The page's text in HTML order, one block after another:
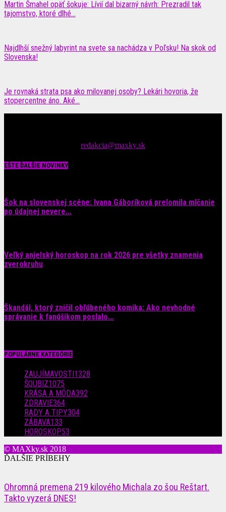
Martin Šmahel opäť šokuje: Lívií dal bizarný návrh: Prezradil tak
tajomstvo, ktoré dlhé...
Najdlhší snežný labyrint na svete sa nachádza v Poľsku! Na skok od
Slovenska!
Je rovnaká strata psa ako milovanej osoby? Lekári hovoria, že
stopercentne áno. Aké...
redakcia@maxky.sk
EŠTE ĎALŠIE NOVINKY
Šok na slovenskej scéne: Ivana Gáboríková prelomila mlčanie
po údajnej nevere...
Veľký anjelský horoskop na rok 2026 pre všetky znamenia
zverokruhu
Škandál, ktorý zničil obľúbeného komika: Ako nevhodné
správanie k fanúšikom poslalo...
POPULÁRNE KATEGÓRIE
ZAUJÍMAVOSTI1328
ŠOUBIZ1075
KRÁSA A MÓDA392
ZDRAVIE364
RADY A TIPY304
ZÁBAVA133
HOROSKOP53
© MAXky.sk 2018
ĎALŠIE PRÍBEHY
Ohromná premena 219 kilového Michala zo šou Reštart.
Takto vyzerá DNES!